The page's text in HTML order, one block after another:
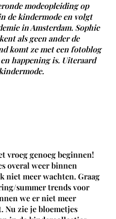
modeopleiding op
de kindermode en volgt
in Amsterdam. Sophie
als geen ander de
komt ze met een fotoblog
happening is. Uiteraard
vroeg genoeg beginnen!
overal weer binnen
niet meer wachten. Graag
summer trends voor
we er niet meer
Nu zie je bloemetjes